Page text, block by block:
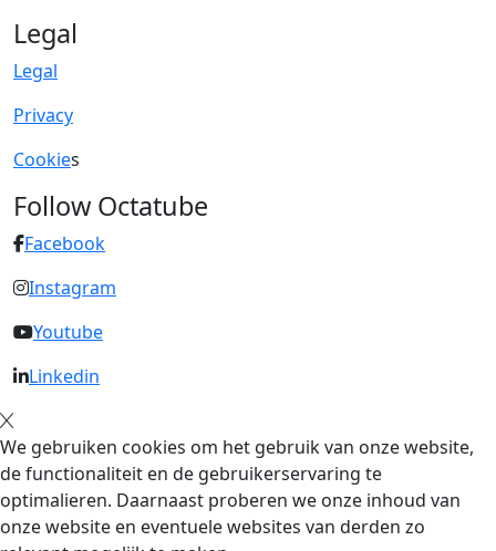
Legal
Legal
Privacy
Cookies
Follow Octatube
Facebook
Instagram
Youtube
Linkedin
We gebruiken cookies om het gebruik van onze website,
de functionaliteit en de gebruikerservaring te
optimalieren. Daarnaast proberen we onze inhoud van
onze website en eventuele websites van derden zo